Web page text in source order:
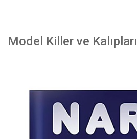
Model Killer ve Kalıpları